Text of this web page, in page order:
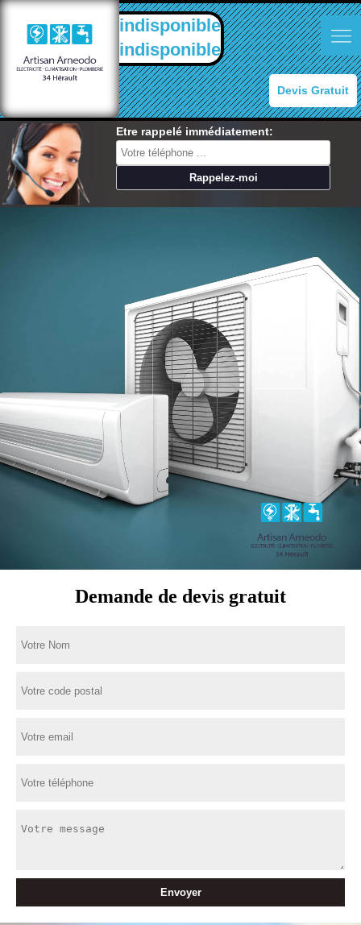
indisponible
indisponible
Devis Gratuit
Etre rappelé immédiatement:
Demande de devis gratuit